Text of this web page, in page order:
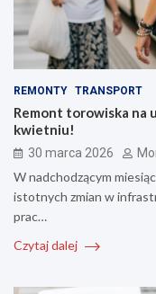
REMONTY TRANSPORT
Remont torowiska na
kwietniu!
30 marca 2026
W nadchodzącym
istotnych zmian w
prac…
Czytaj dalej